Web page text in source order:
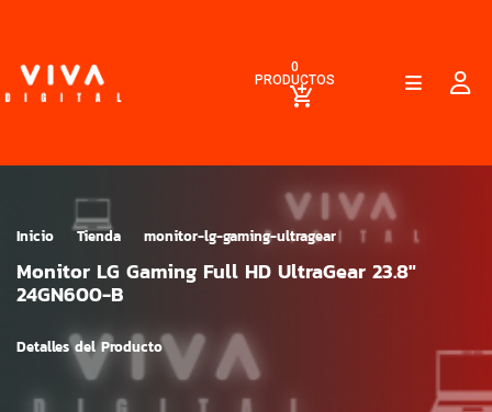
0
PRODUCTOS
Inicio Tienda monitor-lg-gaming-ultragear
Monitor LG Gaming Full HD UltraGear 23.8"
24GN600-B
Detalles del Producto